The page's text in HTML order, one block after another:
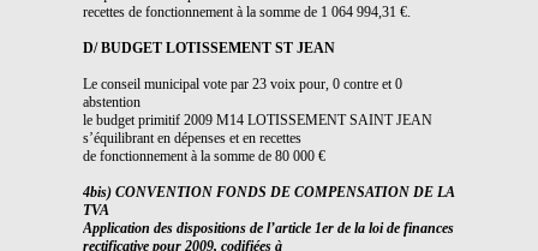
recettes de fonctionnement à la somme de 1 064 994,31 €.
D/ BUDGET LOTISSEMENT ST JEAN
Le conseil municipal vote par 23 voix pour, 0 contre et 0
abstention
le budget primitif 2009 M14 LOTISSEMENT SAINT JEAN
s’équilibrant en dépenses et en recettes
de fonctionnement à la somme de 80 000 €
4bis) CONVENTION FONDS DE COMPENSATION DE LA
TVA
Application des dispositions de l’article 1er de la loi de finances
rectificative pour 2009, codifiées à